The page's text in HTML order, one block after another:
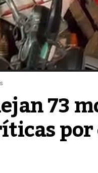
73